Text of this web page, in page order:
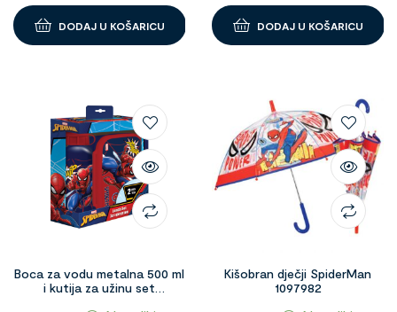
DODAJ U KOŠARICU DODAJ U KOŠARICU
Boca za vodu metalna 500 ml
i kutija za užinu set
Kišobran dječji SpiderMan
1097982